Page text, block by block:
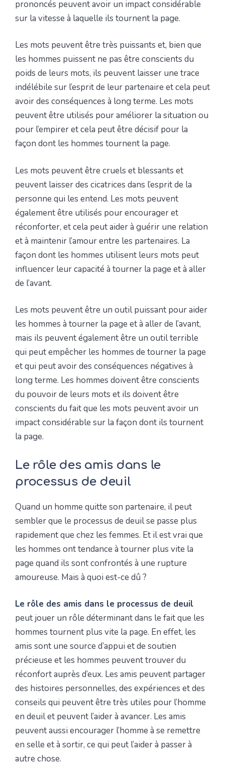
prononcés peuvent avoir un impact considérable
sur la vitesse à laquelle ils tournent la page.
Les mots peuvent être très puissants et, bien que
les hommes puissent ne pas être conscients du
poids de leurs mots, ils peuvent laisser une trace
indélébile sur l’esprit de leur partenaire et cela peut
avoir des conséquences à long terme. Les mots
peuvent être utilisés pour améliorer la situation ou
pour l’empirer et cela peut être décisif pour la
façon dont les hommes tournent la page.
Les mots peuvent être cruels et blessants et
peuvent laisser des cicatrices dans l’esprit de la
personne qui les entend. Les mots peuvent
également être utilisés pour encourager et
réconforter, et cela peut aider à guérir une relation
et à maintenir l’amour entre les partenaires. La
façon dont les hommes utilisent leurs mots peut
influencer leur capacité à tourner la page et à aller
de l’avant.
Les mots peuvent être un outil puissant pour aider
les hommes à tourner la page et à aller de l’avant,
mais ils peuvent également être un outil terrible
qui peut empêcher les hommes de tourner la page
et qui peut avoir des conséquences négatives à
long terme. Les hommes doivent être conscients
du pouvoir de leurs mots et ils doivent être
conscients du fait que les mots peuvent avoir un
impact considérable sur la façon dont ils tournent
la page.
Le rôle des amis dans le
processus de deuil
Quand un homme quitte son partenaire, il peut
sembler que le processus de deuil se passe plus
rapidement que chez les femmes. Et il est vrai que
les hommes ont tendance à tourner plus vite la
page quand ils sont confrontés à une rupture
amoureuse. Mais à quoi est-ce dû ?
Le rôle des amis dans le processus de deuil
peut jouer un rôle déterminant dans le fait que les
hommes tournent plus vite la page. En effet, les
amis sont une source d’appui et de soutien
précieuse et les hommes peuvent trouver du
réconfort auprès d’eux. Les amis peuvent partager
des histoires personnelles, des expériences et des
conseils qui peuvent être très utiles pour l’homme
en deuil et peuvent l’aider à avancer. Les amis
peuvent aussi encourager l’homme à se remettre
en selle et à sortir, ce qui peut l’aider à passer à
autre chose.